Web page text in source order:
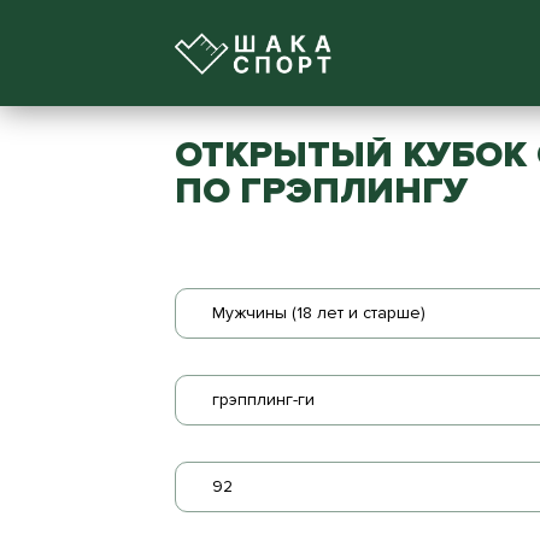
ОТКРЫТЫЙ КУБОК
ПО ГРЭПЛИНГУ
Мужчины (18 лет и старше)
грэпплинг-ги
92